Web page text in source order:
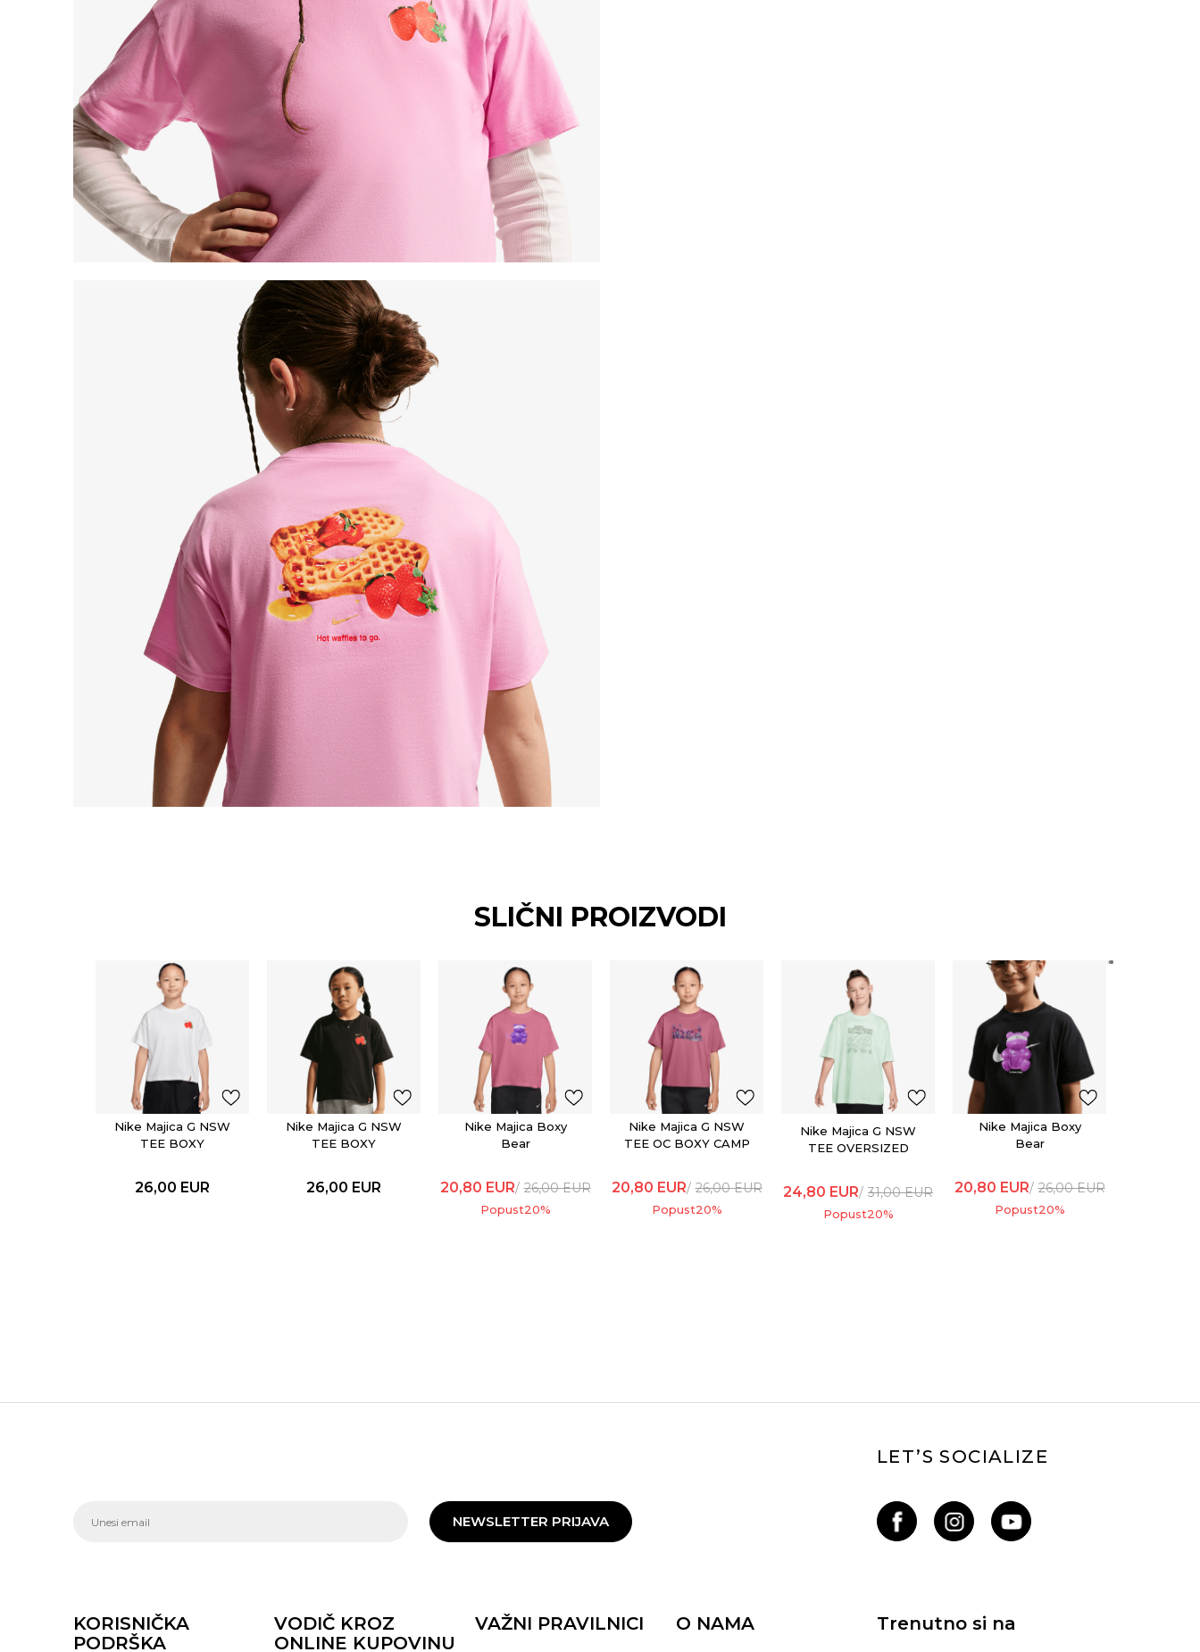
SLIČNI PROIZVODI
Nike Majica G NSW
TEE BOXY
26,00 EUR
Nike Majica G NSW
TEE BOXY
26,00 EUR
Nike Majica Boxy
Bear
20,80 EUR 26,00EUR
Popust20%
Nike Majica G NSW
TEE OC BOXY CAMP
20,80 EUR 26,00EUR
Popust20%
Nike Majica G NSW
TEE OVERSIZED
24,80 EUR 31,00EUR
Popust20%
Nike Majica Boxy
Bear
20,80 EUR 26,00EUR
Popust20%
NEWSLETTER PRIJAVA
LET’S SOCIALIZE
KORISNIČKA
PODRŠKA
VODIČ KROZ
ONLINE KUPOVINU
VAŽNI PRAVILNICI O NAMA Trenutno si na